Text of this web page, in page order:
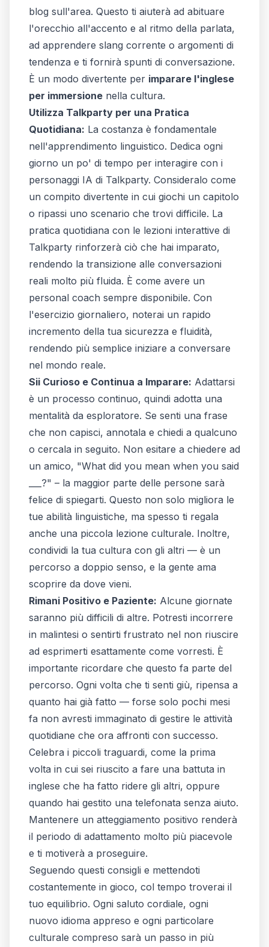
blog sull'area. Questo ti aiuterà ad abituare
l'orecchio all'accento e al ritmo della parlata,
ad apprendere slang corrente o argomenti di
tendenza e ti fornirà spunti di conversazione.
È un modo divertente per imparare l'inglese
per immersione nella cultura.
Utilizza Talkparty per una Pratica
Quotidiana: La costanza è fondamentale
nell'apprendimento linguistico. Dedica ogni
giorno un po' di tempo per interagire con i
personaggi IA di Talkparty. Consideralo come
un compito divertente in cui giochi un capitolo
o ripassi uno scenario che trovi difficile. La
pratica quotidiana con le lezioni interattive di
Talkparty rinforzerà ciò che hai imparato,
rendendo la transizione alle conversazioni
reali molto più fluida. È come avere un
personal coach sempre disponibile. Con
l'esercizio giornaliero, noterai un rapido
incremento della tua sicurezza e fluidità,
rendendo più semplice iniziare a conversare
nel mondo reale.
Sii Curioso e Continua a Imparare: Adattarsi
è un processo continuo, quindi adotta una
mentalità da esploratore. Se senti una frase
che non capisci, annotala e chiedi a qualcuno
o cercala in seguito. Non esitare a chiedere ad
un amico, "What did you mean when you said
___?" – la maggior parte delle persone sarà
felice di spiegarti. Questo non solo migliora le
tue abilità linguistiche, ma spesso ti regala
anche una piccola lezione culturale. Inoltre,
condividi la tua cultura con gli altri — è un
percorso a doppio senso, e la gente ama
scoprire da dove vieni.
Rimani Positivo e Paziente: Alcune giornate
saranno più difficili di altre. Potresti incorrere
in malintesi o sentirti frustrato nel non riuscire
ad esprimerti esattamente come vorresti. È
importante ricordare che questo fa parte del
percorso. Ogni volta che ti senti giù, ripensa a
quanto hai già fatto — forse solo pochi mesi
fa non avresti immaginato di gestire le attività
quotidiane che ora affronti con successo.
Celebra i piccoli traguardi, come la prima
volta in cui sei riuscito a fare una battuta in
inglese che ha fatto ridere gli altri, oppure
quando hai gestito una telefonata senza aiuto.
Mantenere un atteggiamento positivo renderà
il periodo di adattamento molto più piacevole
e ti motiverà a proseguire.
Seguendo questi consigli e mettendoti
costantemente in gioco, col tempo troverai il
tuo equilibrio. Ogni saluto cordiale, ogni
nuovo idioma appreso e ogni particolare
culturale compreso sarà un passo in più